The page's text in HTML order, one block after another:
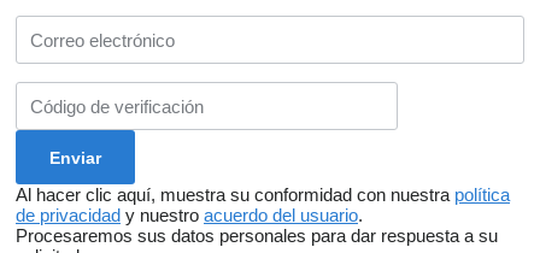
Al hacer clic aquí, muestra su conformidad con nuestra política
de privacidad y nuestro acuerdo del usuario.
Procesaremos sus datos personales para dar respuesta a su